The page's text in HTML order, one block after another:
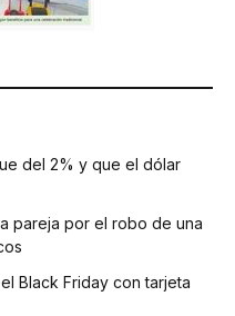
del 2% y que el dólar
pareja por el robo de una
Black Friday con tarjeta